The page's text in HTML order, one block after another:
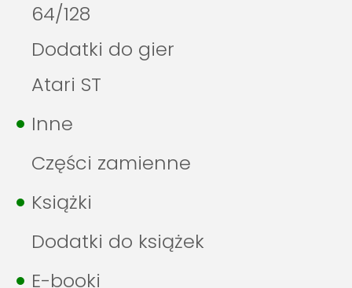
64/128
Dodatki do gier
Atari ST
Inne
Części zamienne
Książki
Dodatki do książek
E-booki